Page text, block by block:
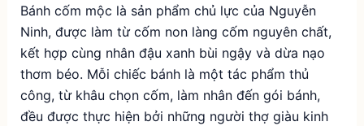
Bánh cốm mộc là sản phẩm chủ lực của Nguyễn
Ninh, được làm từ cốm non làng cốm nguyên chất,
kết hợp cùng nhân đậu xanh bùi ngậy và dừa nạo
thơm béo. Mỗi chiếc bánh là một tác phẩm thủ
công, từ khâu chọn cốm, làm nhân đến gói bánh,
đều được thực hiện bởi những người thợ giàu kinh